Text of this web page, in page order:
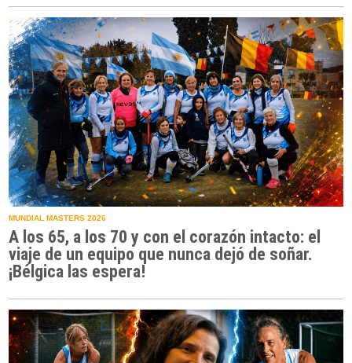
MUNDIAL MASTERS 2026
A los 65, a los 70 y con el corazón intacto: el
viaje de un equipo que nunca dejó de soñar.
¡Bélgica las espera!